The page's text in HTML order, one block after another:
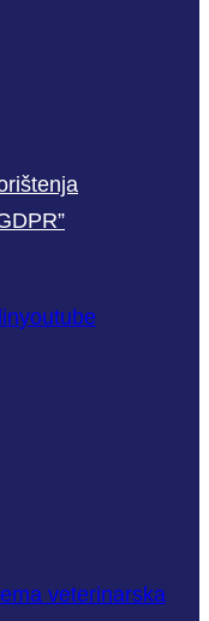
youtube